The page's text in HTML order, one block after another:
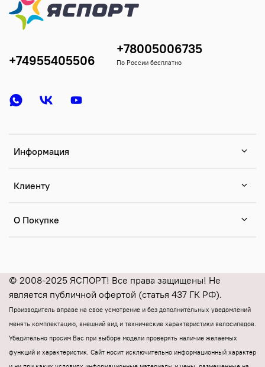
Информация
Клиенту
О Покупке
+74955405506
+78005006735
По России бесплатно
© 2008-2025 ЯСПОРТ! Все права защищены! Не
является публичной офертой (статья 437 ГК РФ).
Производитель вправе на свое усмотрение и без дополнительных уведомлений
менять комплектацию, внешний вид и технические характеристики велосипедов.
Убедительно просим Вас при выборе модели проверять наличие желаемых
функций и характеристик. Cайт носит исключительно информационный характер